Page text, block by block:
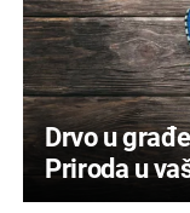
Drvo u
Priroda u